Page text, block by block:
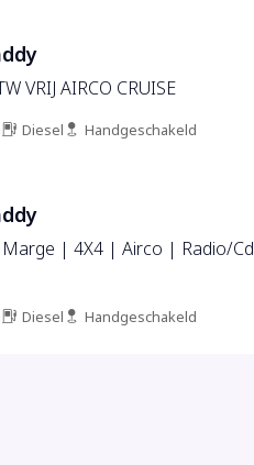
VRIJ AIRCO CRUISE
Diesel Handgeschakeld
| 4X4 | Airco | Radio/Cd
Diesel Handgeschakeld